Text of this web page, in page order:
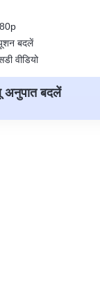
बदलें
वीडियो
अनुपात बदलें